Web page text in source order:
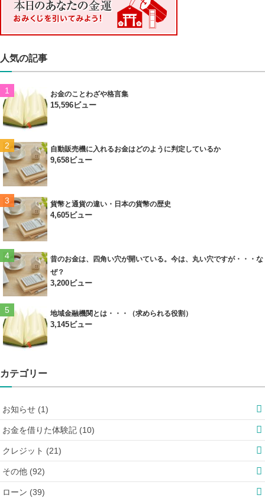
人気の記事
お金のことわざや格言集
15,596ビュー
自動販売機に入れるお金はどのように判定しているか
9,658ビュー
貨幣と通貨の違い・日本の貨幣の歴史
4,605ビュー
昔のお金は、四角い穴が開いている。今は、丸い穴ですが・・・な
ぜ？
3,200ビュー
地域金融機関とは・・・（求められる役割）
3,145ビュー
カテゴリー
お知らせ (1)
お金を借りた体験記 (10)
クレジット (21)
その他 (92)
ローン (39)